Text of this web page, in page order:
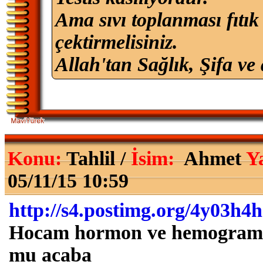
Ama sıvı toplanması
çektirmelisiniz.
Allah'tan Sağlık, Şifa
Konu:Tahlil /İsim:Ahmet
05/11/15 10:59
http://s4.postimg.org/
Hocam hormon ve
mu acaba